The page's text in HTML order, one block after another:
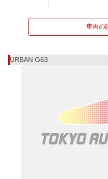
車両の
URBAN G63